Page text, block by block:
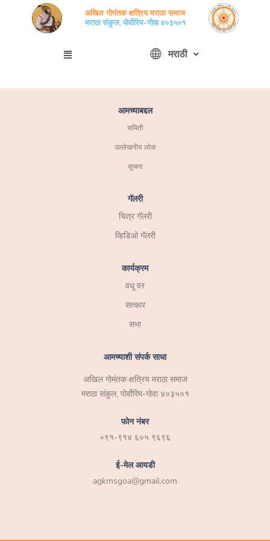
अखिल गोमंतक क्षत्रिय मराठा समाज
मराठा संकुल, पोर्वोरिम-गोवा ४०३५०१
Menu मराठी
आमच्याबद्दल
समिती
उल्लेखनीय लोक
सूचना
गॅलरी
चित्र गॅलरी
व्हिडिओ गॅलरी
कार्यक्रम
वधू वर
सत्कार
सभा
आमच्याशी संपर्क साधा
अखिल गोमंतक क्षत्रिय मराठा समाज
मराठा संकुल, पोर्वोरिम-गोवा ४०३५०१
फोन नंबर
+९१-९१४ ६०५ ९६९६
ई-मेल आयडी
agkmsgoa@gmail.com